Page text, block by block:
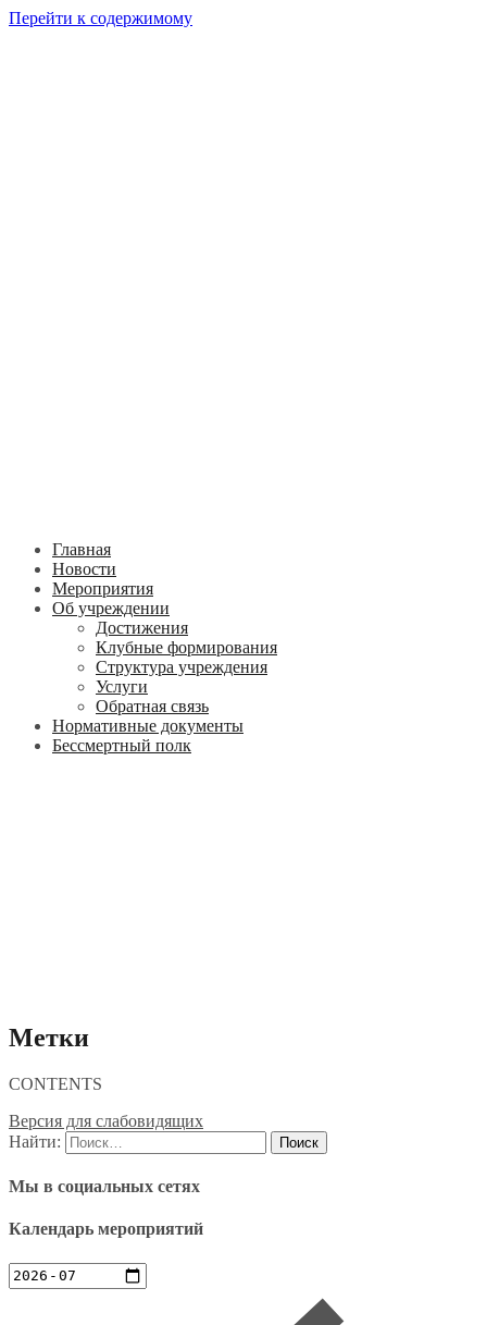
Перейти к содержимому
Главная
Новости
Мероприятия
Об учреждении
Достижения
Клубные формирования
Структура учреждения
Услуги
Обратная связь
Нормативные документы
Бессмертный полк
Метки
CONTENTS
Версия для слабовидящих
Найти:
Мы в социальных сетях
Календарь мероприятий